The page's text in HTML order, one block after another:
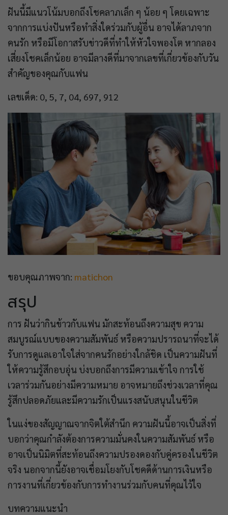
ฝันนี้มีแนวโน้มบอกถึงโชคลาภเล็ก ๆ น้อย ๆ โดยเฉพาะ
จากการแบ่งปันหรือทำสิ่งใดร่วมกับผู้อื่น อาจได้ลาภจาก
คนรัก หรือมีโอกาสรับข่าวดีที่ทำให้หัวใจพองโต หากลอง
เสี่ยงโชคเล็กน้อย อาจมีลางดีที่มาจากเลขที่เกี่ยวข้องกับวัน
สำคัญของคุณกับแฟน
เลขเด็ด: 0, 5, 7, 04, 697, 912
ขอบคุณภาพจาก: matichon
สรุป
การ ฝันว่ากินข้าวกับแฟน มักสะท้อนถึงความสุข ความ
สมบูรณ์แบบของความสัมพันธ์ หรือความปรารถนาที่จะได้
รับการดูแลเอาใจใส่จากคนรักอย่างใกล้ชิด เป็นความฝันที่
ให้ความรู้สึกอบอุ่น บ่งบอกถึงการมีความเข้าใจ การใช้
เวลาร่วมกันอย่างมีความหมาย อาจหมายถึงช่วงเวลาที่คุณ
รู้สึกปลอดภัยและมีความรักเป็นแรงสนับสนุนในชีวิต
ในแง่ของสัญญาณจากจิตใต้สำนึก ความฝันนี้อาจเป็นสิ่งที่
บอกว่าคุณกำลังต้องการความมั่นคงในความสัมพันธ์ หรือ
อาจเป็นนิมิตที่สะท้อนถึงความปรองดองกับคู่ครองในชีวิต
จริง นอกจากนี้ยังอาจเชื่อมโยงกับโชคดีด้านการเงินหรือ
การงานที่เกี่ยวข้องกับการทำงานร่วมกับคนที่คุณไว้ใจ
บทความแนะนำ